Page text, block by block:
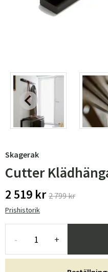
Skagerak
Cutter
2 519 kr 2 799 kr
Prishistorik
- +